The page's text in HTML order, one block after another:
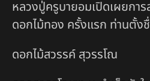
หลวงปู่ครูบายอมเปิดเผยกา
ดอกไม้ทอง ครั้งแรก ท่านตั้ง
ดอกไม้สวรรค์ สุวรรโณ